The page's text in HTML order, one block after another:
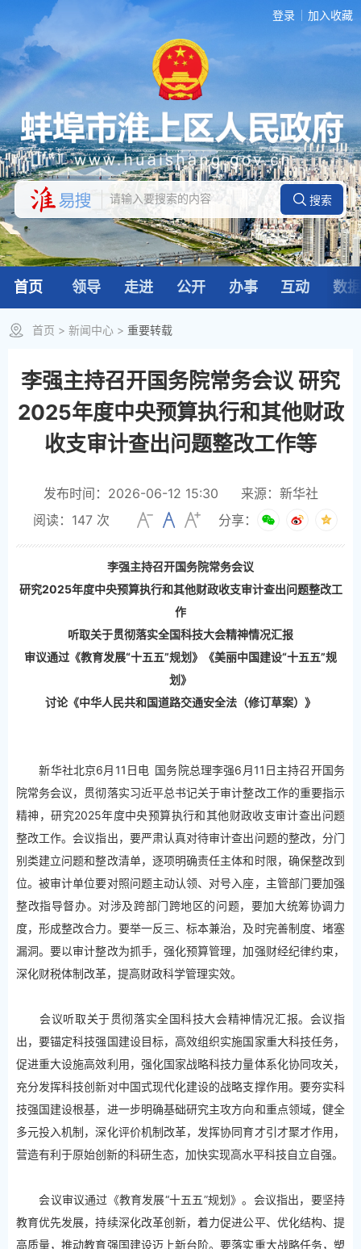
登录 加入收藏
首页 领导 走进 公开 办事 互动 数
首页 > 新闻中心 > 重要转载
李强主持召开国务院常务会议 研究
2025年度中央预算执行和其他财政
收支审计查出问题整改工作等
发布时间：2026-06-12 15:30
来源：新华社
阅读： 147 次 分享：
李强主持召开国务院常务会议
研究2025年度中央预算执行和其他财政收支审计查出问题整改工
作
听取关于贯彻落实全国科技大会精神情况汇报
审议通过《教育发展“十五五”规划》《美丽中国建设“十五五”规
划》
讨论《中华人民共和国道路交通安全法（修订草案）》
新华社北京6月11日电 国务院总理李强6月11日主持召开国务
院常务会议，贯彻落实习近平总书记关于审计整改工作的重要指示
精神，研究2025年度中央预算执行和其他财政收支审计查出问题
整改工作。会议指出，要严肃认真对待审计查出问题的整改，分门
别类建立问题和整改清单，逐项明确责任主体和时限，确保整改到
位。被审计单位要对照问题主动认领、对号入座，主管部门要加强
整改指导督办。对涉及跨部门跨地区的问题，要加大统筹协调力
度，形成整改合力。要举一反三、标本兼治，及时完善制度、堵塞
漏洞。要以审计整改为抓手，强化预算管理，加强财经纪律约束，
深化财税体制改革，提高财政科学管理实效。
会议听取关于贯彻落实全国科技大会精神情况汇报。会议指
出，要锚定科技强国建设目标，高效组织实施国家重大科技任务，
促进重大设施高效利用，强化国家战略科技力量体系化协同攻关，
充分发挥科技创新对中国式现代化建设的战略支撑作用。要夯实科
技强国建设根基，进一步明确基础研究主攻方向和重点领域，健全
多元投入机制，深化评价机制改革，发挥协同育才引才聚才作用，
营造有利于原始创新的科研生态，加快实现高水平科技自立自强。
会议审议通过《教育发展“十五五”规划》。会议指出，要坚持
教育优先发展，持续深化改革创新，着力促进公平、优化结构、提
高质量，推动教育强国建设迈上新台阶。要落实重大战略任务，塑